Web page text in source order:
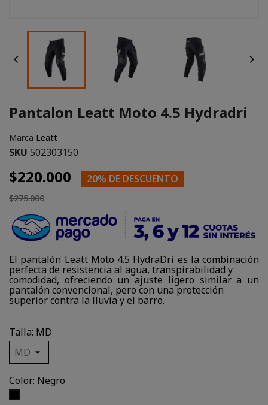
 
Pantalon Leatt Moto 4.5 Hydradri
Marca Leatt
SKU 502303150
$220.000 20% DE DESCUENTO
$275.000
El pantalón Leatt Moto 4.5 HydraDri es la combinación
perfecta de resistencia al agua, transpirabilidad y
comodidad, ofreciendo un ajuste ligero similar a un
pantalón convencional, pero con una protección
superior contra la lluvia y el barro.
Talla: MD
Color: Negro